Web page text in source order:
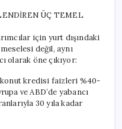
ÜÇ TEMEL
için yurt dışındaki
değil, aynı
olarak öne çıkıyor:
konut kredisi faizleri %40-
ve ABD’de yabancı
30 yıla kadar